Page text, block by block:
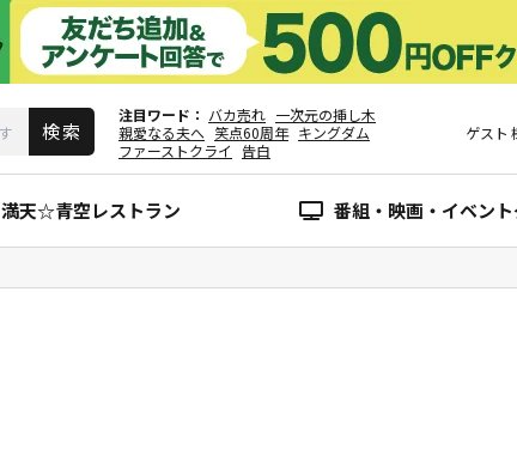
注目ワード バカ売れ 一次元の挿し木
親愛なる夫へ 笑点60周年 キングダム
ファーストクライ
告白
ゲスト
満天☆青空レストラン 番組・映画・イベン